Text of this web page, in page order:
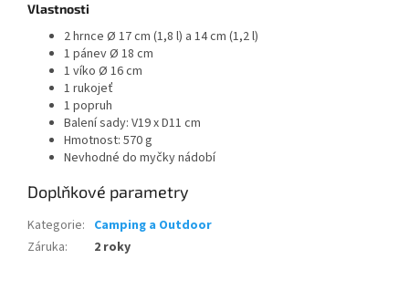
Vlastnosti
2 hrnce Ø 17 cm (1,8 l) a 14 cm (1,2 l)
1 pánev Ø 18 cm
1 víko Ø 16 cm
1 rukojeť
1 popruh
Balení sady: V19 x D11 cm
Hmotnost: 570 g
Nevhodné do myčky nádobí
Doplňkové parametry
Kategorie: Camping a Outdoor
Záruka: 2 roky